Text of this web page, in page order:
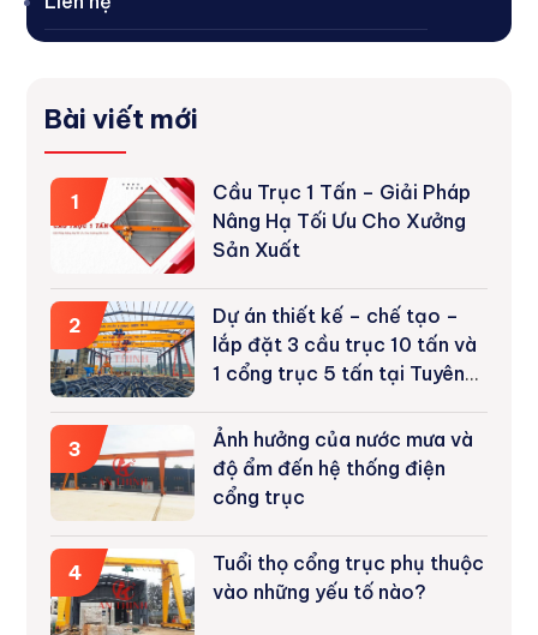
Bài viết mới
1
Cầu Trục 1 Tấn – Giải Pháp
Nâng Hạ Tối Ưu Cho Xưởng
Sản Xuất
2
Dự án thiết kế – chế tạo –
lắp đặt 3 cầu trục 10 tấn và
1 cổng trục 5 tấn tại Tuyên
3
Ảnh hưởng của nước mưa và
độ ẩm đến hệ thống điện
cổng trục
4
Tuổi thọ cổng trục phụ thuộc
vào những yếu tố nào?